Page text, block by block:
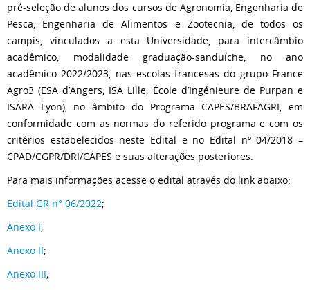
pré-seleção de alunos dos cursos de Agronomia, Engenharia de
Pesca, Engenharia de Alimentos e Zootecnia, de todos os
campis, vinculados a esta Universidade, para intercâmbio
acadêmico, modalidade graduação-sanduíche, no ano
acadêmico 2022/2023, nas escolas francesas do grupo France
Agro3 (ESA d’Angers, ISA Lille, École d’Ingénieure de Purpan e
ISARA Lyon), no âmbito do Programa CAPES/BRAFAGRI, em
conformidade com as normas do referido programa e com os
critérios estabelecidos neste Edital e no Edital nº 04/2018 –
CPAD/CGPR/DRI/CAPES e suas alterações posteriores.
Para mais informações acesse o edital através do link abaixo:
Edital GR n° 06/2022;
Anexo I;
Anexo II;
Anexo III;